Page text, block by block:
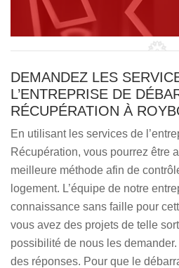
DEMANDEZ LES
L’ENTREPRISE DE
RÉCUPÉRATION À
En utilisant les services de
Récupération, vous pourrez être
meilleure méthode afin de
logement. L’équipe de notre
connaissance sans faille pour
vous avez des projets de telle
possibilité de nous les
des réponses. Pour que le